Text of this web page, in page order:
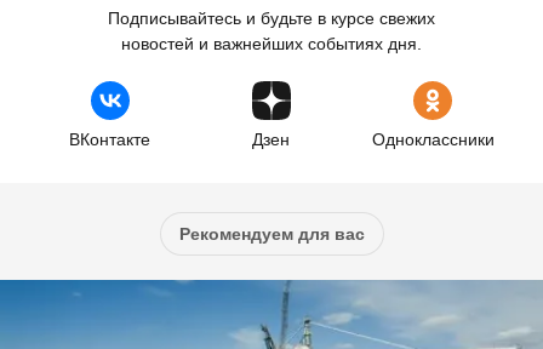
Подписывайтесь и будьте в курсе свежих
новостей и важнейших событиях дня.
ВКонтакте Дзен Одноклассники
Рекомендуем для вас